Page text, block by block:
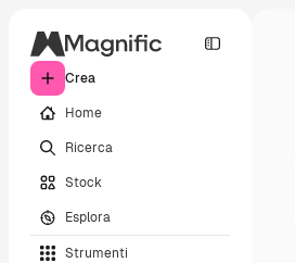
Crea
Home
Ricerca
Stock
Esplora
Strumenti